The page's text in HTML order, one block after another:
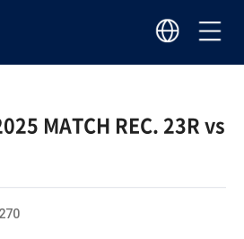
MATCH REC. 23R vs